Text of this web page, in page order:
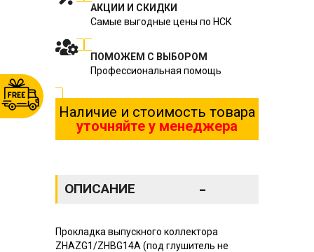
АКЦИИ И СКИДКИ
Самые выгодные цены по НСК
ПОМОЖЕМ С ВЫБОРОМ
Профессиональная помощь
Наличие и стоимость товара
уточняйте у менеджера
ОПИСАНИЕ -
Прокладка выпускного коллектора
ZHAZG1/ZHBG14A (под глушитель не